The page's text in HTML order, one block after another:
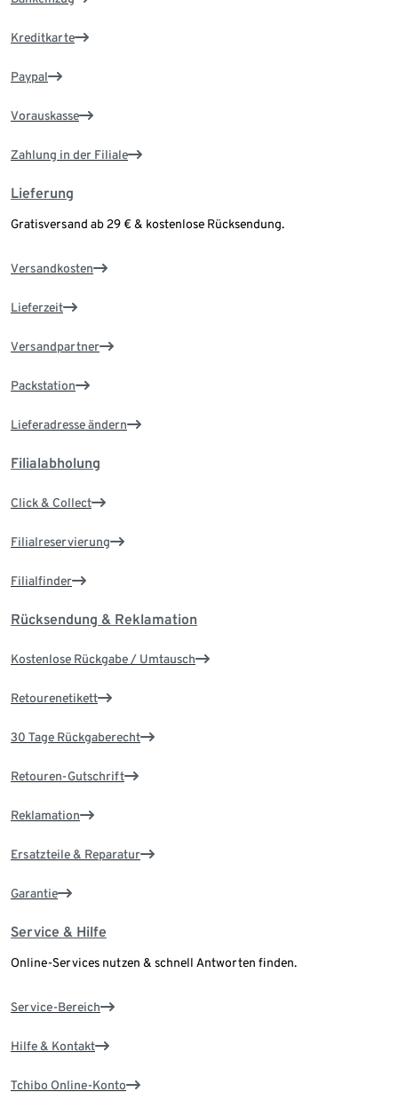
Kreditkarte
Paypal
Vorauskasse
Zahlung in der Filiale
Lieferung
Gratisversand ab 29 € & kostenlose Rücksendung.
Versandkosten
Lieferzeit
Versandpartner
Packstation
Lieferadresse ändern
Filialabholung
Click & Collect
Filialreservierung
Filialfinder
Rücksendung & Reklamation
Kostenlose Rückgabe / Umtausch
Retourenetikett
30 Tage Rückgaberecht
Retouren-Gutschrift
Reklamation
Ersatzteile & Reparatur
Garantie
Service & Hilfe
Online-Services nutzen & schnell Antworten finden.
Service-Bereich
Hilfe & Kontakt
Tchibo Online-Konto